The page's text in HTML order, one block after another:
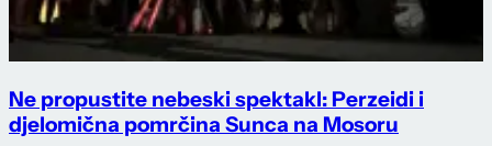
Ne propustite nebeski spektakl: Perzeidi i
djelomična pomrčina Sunca na Mosoru